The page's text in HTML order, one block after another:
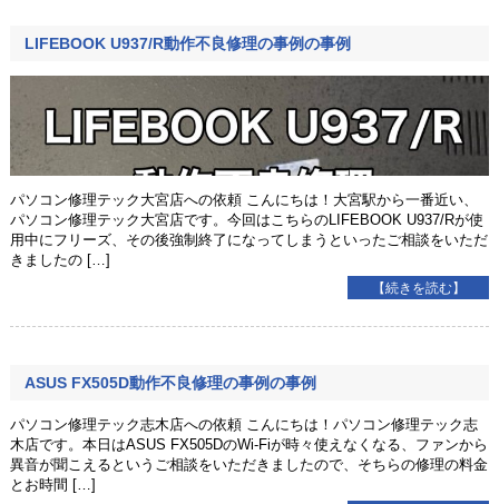
LIFEBOOK U937/R動作不良修理の事例の事例
パソコン修理テック大宮店への依頼 こんにちは！大宮駅から一番近い、
パソコン修理テック大宮店です。今回はこちらのLIFEBOOK U937/Rが使
用中にフリーズ、その後強制終了になってしまうといったご相談をいただ
きましたの […]
【続きを読む】
ASUS FX505D動作不良修理の事例の事例
パソコン修理テック志木店への依頼 こんにちは！パソコン修理テック志
木店です。本日はASUS FX505DのWi-Fiが時々使えなくなる、ファンから
異音が聞こえるというご相談をいただきましたので、そちらの修理の料金
とお時間 […]